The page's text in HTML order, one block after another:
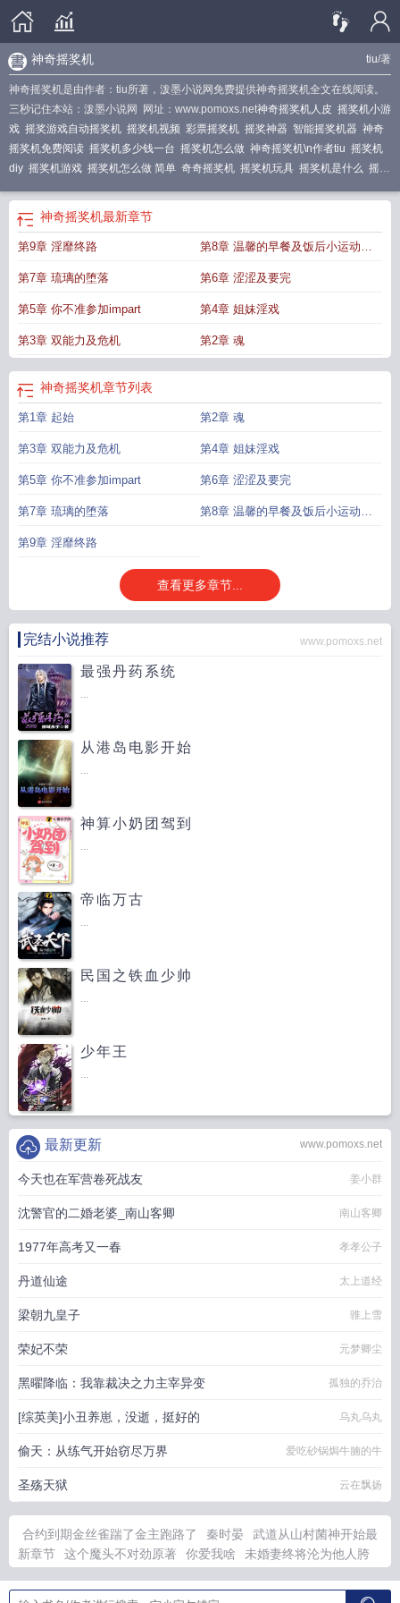
tiu/著
神奇摇奖机
神奇摇奖机是由作者：tiu所著，泼墨小说网免费提供神奇摇奖机全文在线阅读。
三秒记住本站：泼墨小说网 网址：www.pomoxs.net神奇摇奖机人皮 摇奖机小游
戏 摇奖游戏自动摇奖机 摇奖机视频 彩票摇奖机 摇奖神器 智能摇奖机器 神奇
摇奖机免费阅读 摇奖机多少钱一台 摇奖机怎么做 神奇摇奖机\n作者tiu 摇奖机
diy 摇奖机游戏 摇奖机怎么做 简单 奇奇摇奖机 摇奖机玩具 摇奖机是什么 摇奖
神奇摇奖机最新章节
第9章 淫靡终路 第8章 温馨的早餐及饭后小运动初
入封印内
第7章 琉璃的堕落 第6章 涩涩及要完
第5章 你不准参加impart 第4章 姐妹淫戏
第3章 双能力及危机 第2章 魂
神奇摇奖机章节列表
第1章 起始 第2章 魂
第3章 双能力及危机 第4章 姐妹淫戏
第5章 你不准参加impart 第6章 涩涩及要完
第7章 琉璃的堕落 第8章 温馨的早餐及饭后小运动初
第9章 淫靡终路
查看更多章节...
完结小说推荐 www.pomoxs.net
最强丹药系统
...
从港岛电影开始
...
神算小奶团驾到
...
帝临万古
...
民国之铁血少帅
...
少年王
...
www.pomoxs.net
最新更新
今天也在军营卷死战友 姜小群
沈警官的二婚老婆_南山客卿 南山客卿
1977年高考又一春 孝孝公子
丹道仙途 太上道经
梁朝九皇子 骓上雪
荣妃不荣 元梦卿尘
黑曜降临：我靠裁决之力主宰异变 孤独的乔治
[综英美]小丑养崽，没逝，挺好的 乌丸乌丸
偷天：从练气开始窃尽万界 爱吃砂锅焗牛腩的牛
圣殇天狱 云在飘扬
合约到期金丝雀踹了金主跑路了 秦时晏
武道从山村菌神开始最
新章节
这个魔头不对劲原著 你爱我啥
未婚妻终将沦为他人胯
亥
山海图续写慕青君故事 这个魔头不对劲无删减全文免费阅读